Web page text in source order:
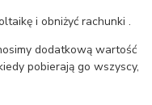
i obniżyć rachunki .
dodatkową wartość
pobierają go wszyscy,